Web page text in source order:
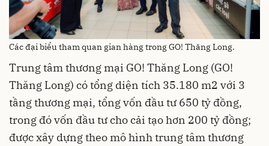
Các đại biểu tham quan gian hàng trong GO! Thăng Long.
Trung tâm thương mại GO! Thăng Long (GO!
Thăng Long) có tổng diện tích 35.180 m2 với 3
tầng thương mại, tổng vốn đầu tư 650 tỷ đồng,
trong đó vốn đầu tư cho cải tạo hơn 200 tỷ đồng;
được xây dựng theo mô hình trung tâm thương